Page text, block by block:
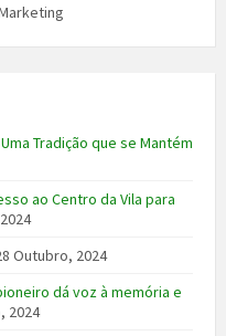
Tradição que se Mantém
ao Centro da Vila para
Outubro, 2024
dá voz à memória e
2024